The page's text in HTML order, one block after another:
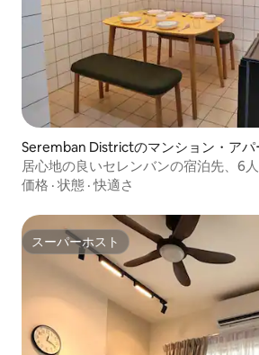
Seremban Districtのマンション・アパ
居心地の良いセレンバンの宿泊先、6
価格 · 状態 ·快適さ
スーパーホスト
スーパーホスト